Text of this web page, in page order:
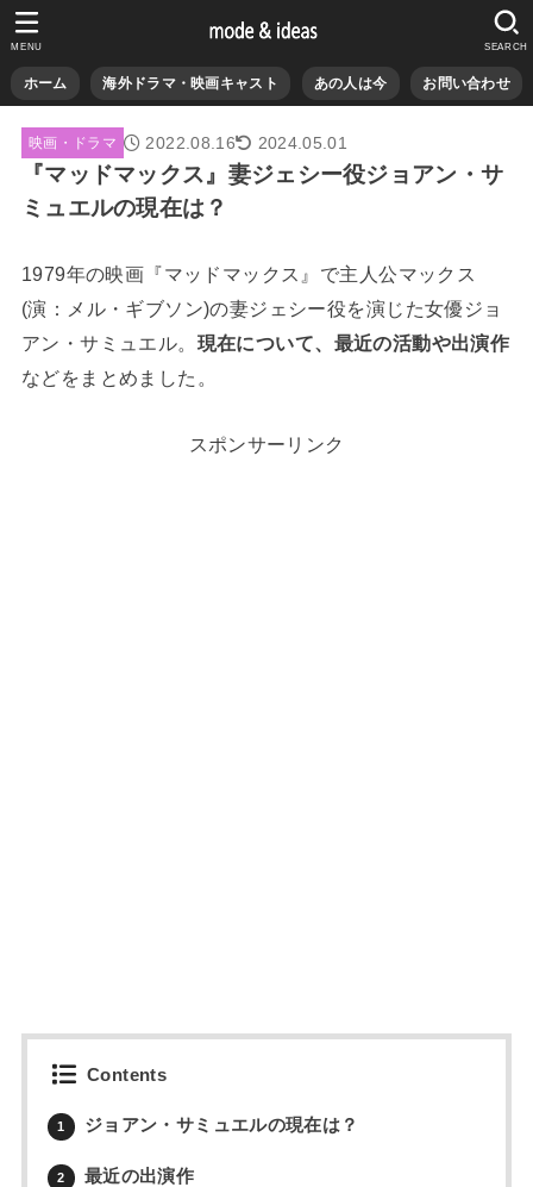
ホーム 海外ドラマ・映画キャスト あの人は今 お問い合わせ
SEARCH
MENU
映画・ドラマ 2022.08.16 2024.05.01
『マッドマックス』妻ジェシー役ジョアン・サ
ミュエルの現在は？
1979年の映画『マッドマックス』で主人公マックス
(演：メル・ギブソン)の妻ジェシー役を演じた女優ジョ
アン・サミュエル。 現在について、最近の活動や出演作
などをまとめました。
スポンサーリンク
Contents
1 ジョアン・サミュエルの現在は？
2 最近の出演作